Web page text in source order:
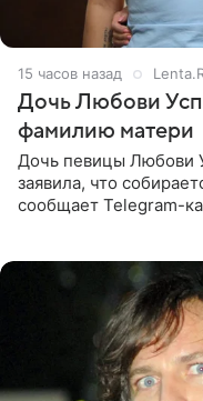
15 часов назад
Дочь Любови
фамилию матери
Дочь певицы Любови
заявила, что
сообщает Telegram-